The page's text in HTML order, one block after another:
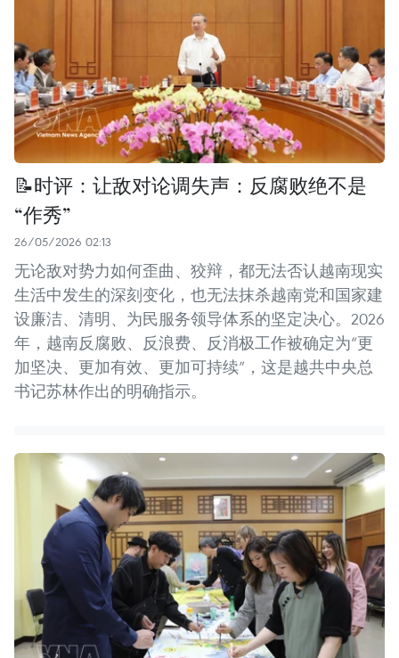
📝时评：让敌对论调失声：反腐败绝不是
“作秀”
26/05/2026 02:13
无论敌对势力如何歪曲、狡辩，都无法否认越南现实
生活中发生的深刻变化，也无法抹杀越南党和国家建
设廉洁、清明、为民服务领导体系的坚定决心。2026
年，越南反腐败、反浪费、反消极工作被确定为“更
加坚决、更加有效、更加可持续”，这是越共中央总
书记苏林作出的明确指示。